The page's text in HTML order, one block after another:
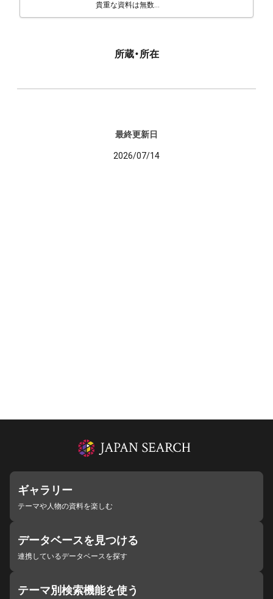
貴重な資料は無数...
所蔵・所在
最終更新日
2026/07/14
ギャラリー
テーマや人物の資料を楽しむ
データベースを見つける
連携しているデータベースを探す
テーマ別検索機能を使う